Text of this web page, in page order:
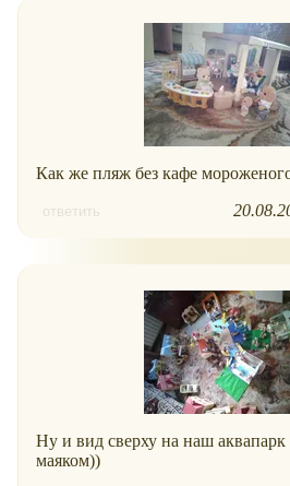
Как же пляж без кафе
ответить
Ну и вид сверху на наш аквапарк
маяком))